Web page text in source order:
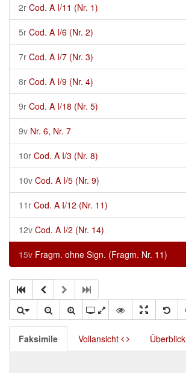
2r Cod. A I/11 (Nr. 1)
5r Cod. A I/6 (Nr. 2)
7r Cod. A I/7 (Nr. 3)
8r Cod. A I/9 (Nr. 4)
9r Cod. A I/18 (Nr. 5)
9v Nr. 6, Nr. 7
10r Cod. A I/3 (Nr. 8)
10v Cod. A I/5 (Nr. 9)
11r Cod. A I/12 (Nr. 11)
12v Cod. A I/2 (Nr. 14)
15v Fragm. ohne Sign. (Fragm. Nr. 11)
Faksimile Vollansicht Überblick